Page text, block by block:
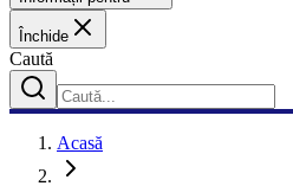
Închide
Caută
Acasă